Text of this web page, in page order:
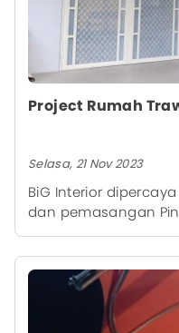
Project Rumah
Selasa, 21 Nov 2023
BiG Interior
dan pemasangan
satu rumah di